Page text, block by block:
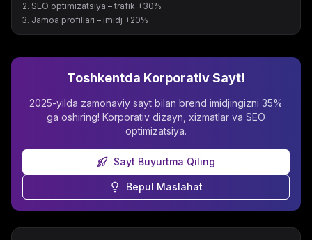
SEO optimizatsiya – trafik +30%
Jamoa profillari – imidj +20%
Toshkentda Korporativ Sayt!
2025-yilda zamonaviy sayt bilan brend imidjingizni 35%
ga oshiring! Korporativ dizayn, xizmatlar va SEO
optimizatsiya.
Sayt Buyurtma Qiling
Bepul Maslahat